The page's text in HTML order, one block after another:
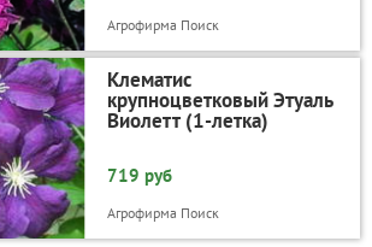
Агрофирма Поиск
Клематис
крупноцветковый Этуаль
Виолетт (1-летка)
719 руб
Агрофирма Поиск